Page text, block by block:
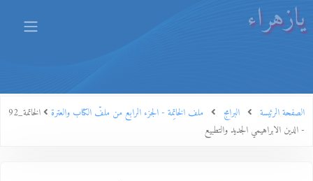
يازهراء
الصفحة الرئيسة البرامج ملف الخاتِمة - الجزء الرابع من ملفّ الكتاب والعترة
الخاتمة_92
- الدين الابراهيمي الجديد والتطبيع